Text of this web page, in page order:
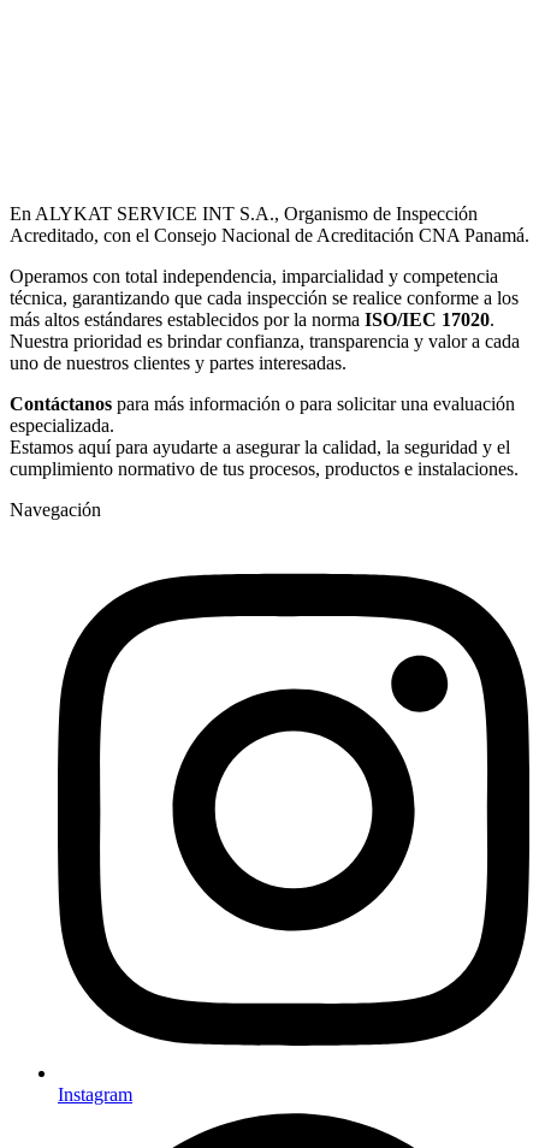
En ALYKAT SERVICE INT S.A., Organismo de Inspección
Acreditado, con el Consejo Nacional de Acreditación CNA Panamá.
Operamos con total independencia, imparcialidad y competencia
técnica, garantizando que cada inspección se realice conforme a los
más altos estándares establecidos por la norma ISO/IEC 17020.
Nuestra prioridad es brindar confianza, transparencia y valor a cada
uno de nuestros clientes y partes interesadas.
Contáctanos para más información o para solicitar una evaluación
especializada.
Estamos aquí para ayudarte a asegurar la calidad, la seguridad y el
cumplimiento normativo de tus procesos, productos e instalaciones.
Navegación
Instagram